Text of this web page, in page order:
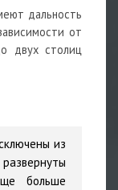
дальность
от
двух столиц
из
больше